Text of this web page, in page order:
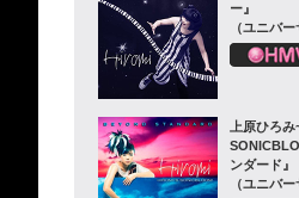
ー』
（ユニバ
上原ひろみ
ンダード』
（ユニバ